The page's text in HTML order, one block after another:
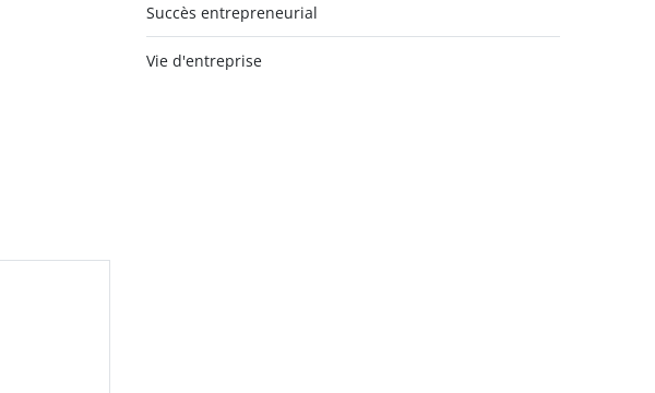
Succès entrepreneurial
Vie d'entreprise